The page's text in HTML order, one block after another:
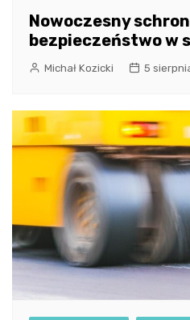
Nowoczesny
bezpieczeństwo w
Michał Kozicki 5